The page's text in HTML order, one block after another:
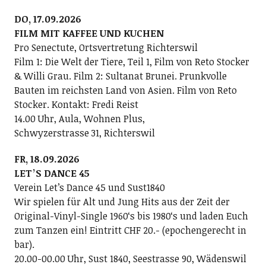
DO, 17.09.2026
FILM MIT KAFFEE UND KUCHEN
Pro Senectute, Ortsvertretung Richterswil
Film 1: Die Welt der Tiere, Teil 1, Film von Reto Stocker
& Willi Grau. Film 2: Sultanat Brunei. Prunkvolle
Bauten im reichsten Land von Asien. Film von Reto
Stocker. Kontakt: Fredi Reist
14.00 Uhr, Aula, Wohnen Plus,
Schwyzerstrasse 31, Richterswil
FR, 18.09.2026
LETʼS DANCE 45
Verein Letʼs Dance 45 und Sust1840
Wir spielen für Alt und Jung Hits aus der Zeit der
Original-Vinyl-Single 1960ʻs bis 1980ʻs und laden Euch
zum Tanzen ein! Eintritt CHF 20.- (epochengerecht in
bar).
20.00-00.00 Uhr, Sust 1840, Seestrasse 90, Wädenswil